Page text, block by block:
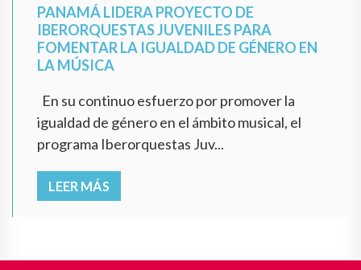
PANAMÁ LIDERA PROYECTO DE
IBERORQUESTAS JUVENILES PARA
FOMENTAR LA IGUALDAD DE GÉNERO EN
LA MÚSICA
En su continuo esfuerzo por promover la
igualdad de género en el ámbito musical, el
programa Iberorquestas Juv...
LEER MÁS